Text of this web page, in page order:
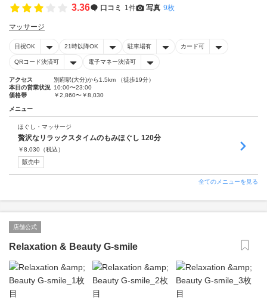
3.36 口コミ 1件 写真 9枚
マッサージ
日祝OK 21時以降OK 駐車場有 カード可
QRコード決済可 電子マネー決済可
アクセス
別府駅(大分)から1.5km （徒歩19分）
本日の営業状況 10:00〜23:00
価格帯
￥2,860〜￥8,030
メニュー
ほぐし・マッサージ
贅沢なリラックスタイムのもみほぐし 120分
￥8,030 （税込）
販売中
全てのメニューを見る
店舗公式
Relaxation & Beauty G-smile